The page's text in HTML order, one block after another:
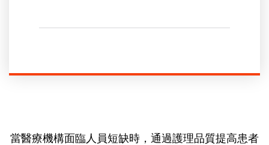
當醫療機構面臨人員短缺時，通過護理品質提高患者